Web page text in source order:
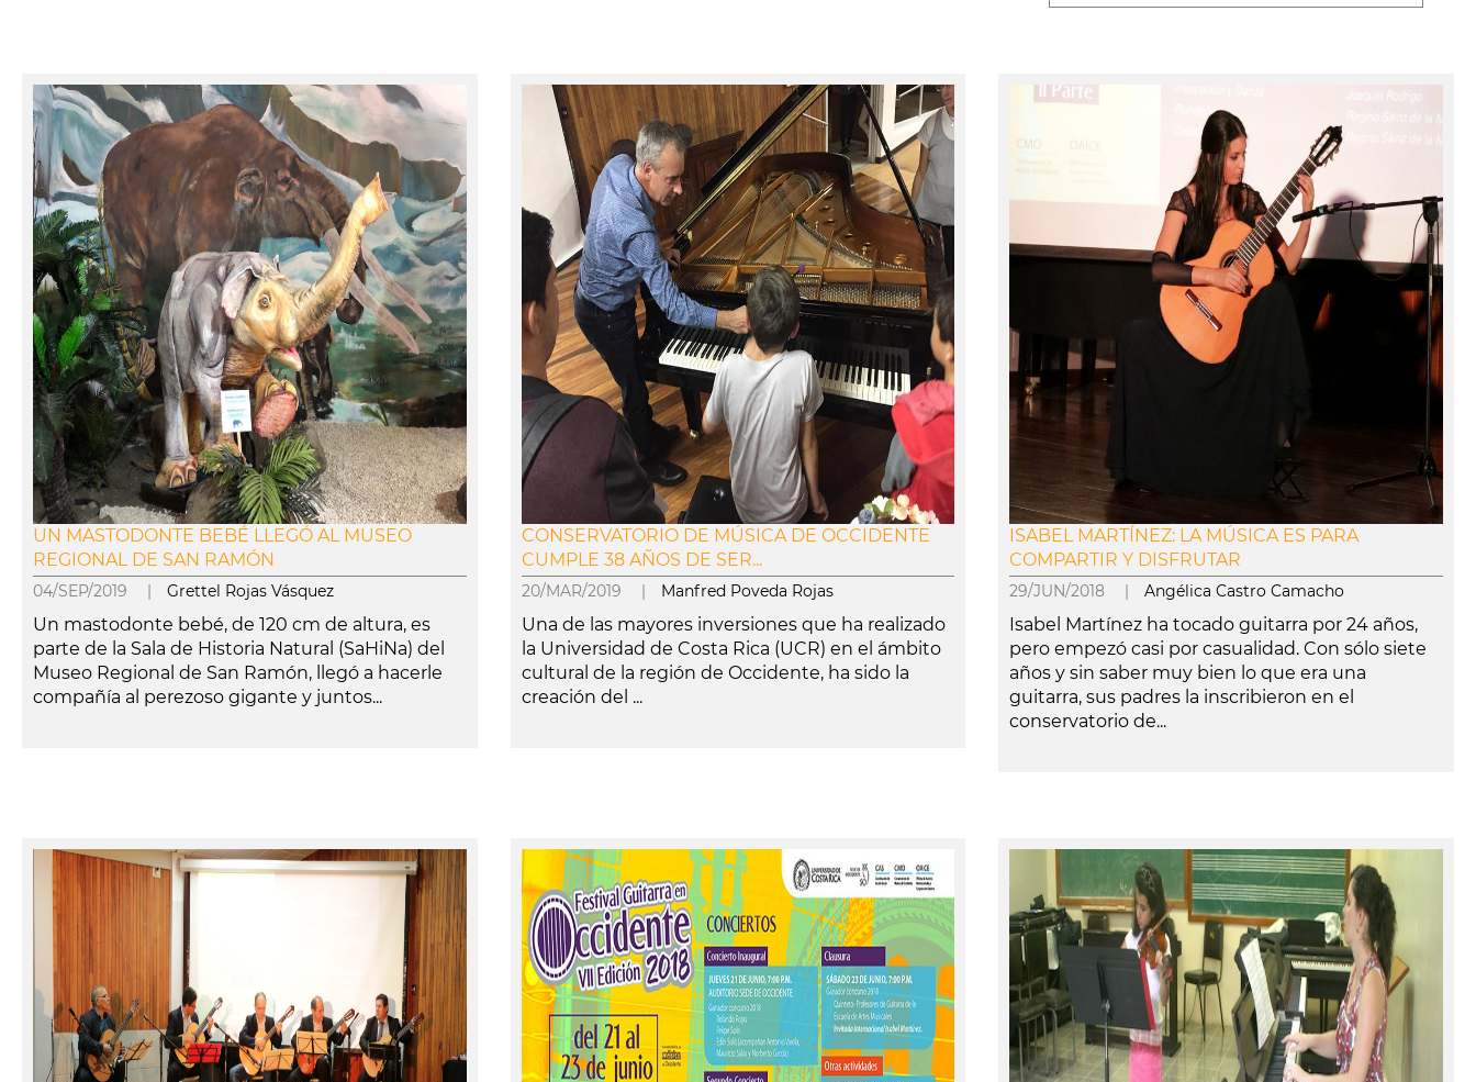
UN MASTODONTE BEBÉ LLEGÓ AL MUSEO
REGIONAL DE SAN RAMÓN
04/SEP/2019 | Grettel Rojas Vásquez
Un mastodonte bebé, de 120 cm de altura, es
parte de la Sala de Historia Natural (SaHiNa) del
Museo Regional de San Ramón, llegó a hacerle
compañía al perezoso gigante y juntos...
CONSERVATORIO DE MÚSICA DE OCCIDENTE
CUMPLE 38 AÑOS DE SER...
20/MAR/2019 | Manfred Poveda Rojas
Una de las mayores inversiones que ha realizado
la Universidad de Costa Rica (UCR) en el ámbito
cultural de la región de Occidente, ha sido la
creación del ...
ISABEL MARTÍNEZ: LA MÚSICA ES PARA
COMPARTIR Y DISFRUTAR
29/JUN/2018 |Angélica Castro Camacho
Isabel Martínez ha tocado guitarra por 24 años,
pero empezó casi por casualidad. Con sólo siete
años y sin saber muy bien lo que era una
guitarra, sus padres la inscribieron en el
conservatorio de...